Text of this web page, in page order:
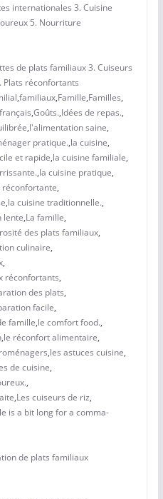
internationales 3. Cuisine
5. Nourriture
de plats familiaux 3. Cuiseurs
Plats réconfortants
,familiaux,Famille,Familles,
français,Goûts.,Idées de repas.,
,l'alimentation saine,
pratique.,la cuisine,
et rapide,la cuisine familiale,
,la cuisine pratique,
réconfortante,
,la cuisine traditionnelle.,
lente,La famille,
des plats familiaux,
culinaire,
,
réconfortants,
des plats,
facile,
famille,le comfort food.,
,le réconfort alimentaire,
,les astuces cuisine,
de cuisine,
,
,Les cuiseurs de riz,
is a bit long for a comma-
de plats familiaux